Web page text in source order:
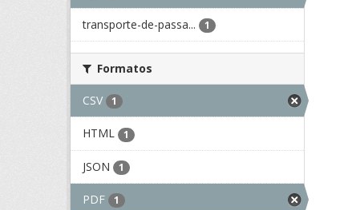
transporte-de-passa... 1
Formatos
CSV 1
HTML 1
JSON 1
PDF 1